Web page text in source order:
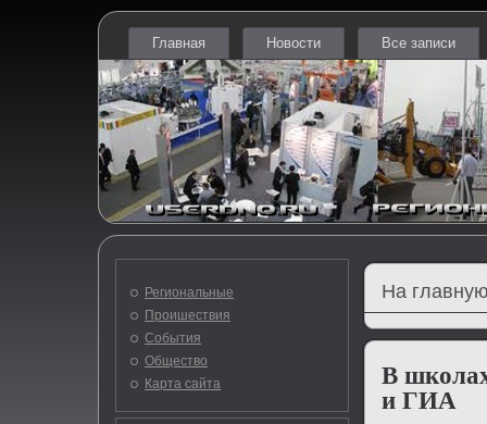
Главная Новости Все записи
Региональные
Проишествия
События
Общество
Карта сайта
На
В
и ГИА